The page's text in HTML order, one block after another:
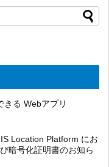
きる Webアプリ
Location Platform にお
暗号化証明書のお知ら